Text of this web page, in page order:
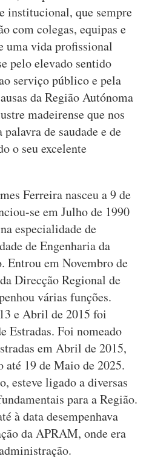
institucional, que sempre
com colegas, equipas e
uma vida profissional
pelo elevado sentido
serviço público e pela
da Região Autónoma
madeirense que nos
de saudade e de
o seu excelente
Ferreira nasceu a 9 de
se em Julho de 1990
especialidade de
de Engenharia da
Entrou em Novembro de
Direcção Regional de
várias funções.
e Abril de 2015 foi
Estradas. Foi nomeado
em Abril de 2015,
até 19 de Maio de 2025.
esteve ligado a diversas
para a Região.
à data desempenhava
da APRAM, onde era